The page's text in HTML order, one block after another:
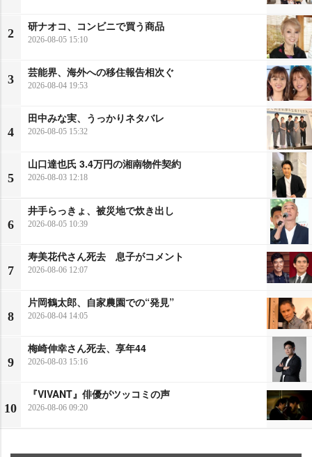
2
研ナオコ、コンビニで買う商品
2026-08-05 15:10
3
芸能界、海外への移住報告相次ぐ
2026-08-04 19:53
4
田中みな実、うっかりネタバレ
2026-08-05 15:32
5
山口達也氏 3.4万円の湘南物件契約
2026-08-03 12:18
6
井手らっきょ、被災地で炊き出し
2026-08-05 10:39
7
寿美花代さん死去 息子がコメント
2026-08-06 12:07
8
片岡鶴太郎、自家農園での“発見”
2026-08-04 14:05
9
梅崎伸幸さん死去、享年44
2026-08-03 15:16
10
『VIVANT』俳優がツッコミの声
2026-08-06 09:20